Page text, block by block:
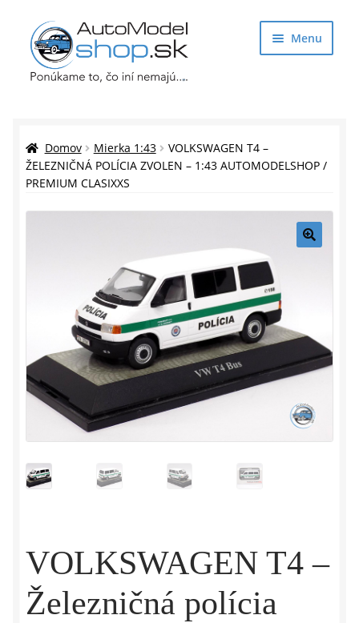
Preskočiť
na
navigáciu
Preskočiť
na
obsah
Menu
Auto Modely
Doplnky pre modelárov
menu
Rozbaliť
Domov Mierka 1:43
VOLKSWAGEN T4 –
ŽELEZNIČNÁ POLÍCIA ZVOLEN – 1:43 AUTOMODELSHOP /
PREMIUM CLASIXXS
VOLKSWAGEN T4 –
Železničná polícia